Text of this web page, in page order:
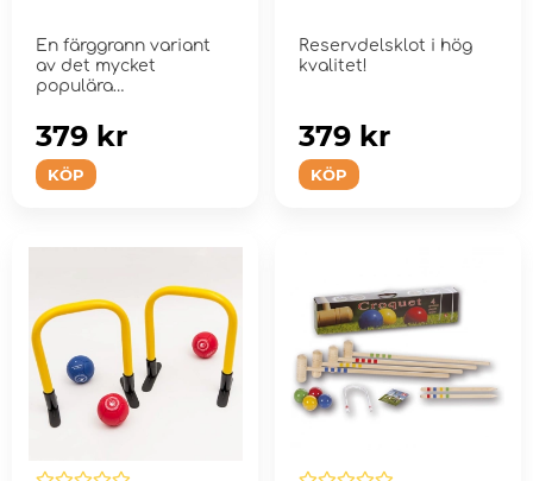
En färggrann variant
av det mycket
populära
fotbollskrocket.
KÖP
379 kr
Reservdelsklot i hög
kvalitet!
KÖP
379 kr